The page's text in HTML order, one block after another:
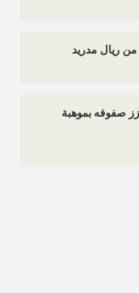
ريال مدريد
صفوفه بموهبة